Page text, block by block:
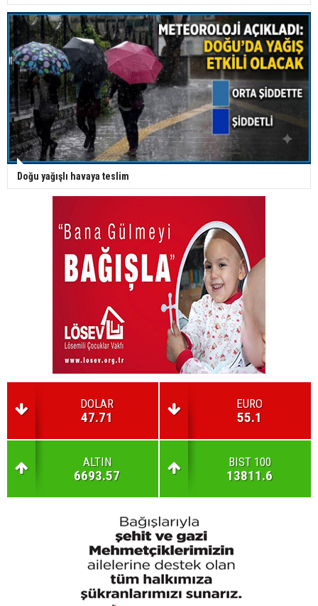
Doğu yağışlı havaya teslim
DOLAR
47.71
EURO
55.1
ALTIN
6693.57
BIST 100
13811.6